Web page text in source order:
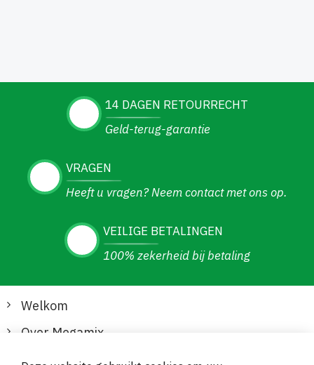
14 DAGEN RETOURRECHT
Geld-terug-garantie
VRAGEN
Heeft u vragen? Neem contact met ons op.
VEILIGE BETALINGEN
100% zekerheid bij betaling
Welkom
Over Megamix
Informatie